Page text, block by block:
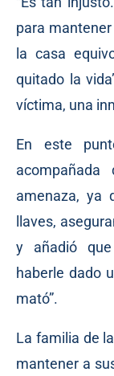
para
la casa
quitado la
víctima, una
En este
amenaza, ya
llaves,
y añadió
haberle dado
mató”.
La familia de
mantener a